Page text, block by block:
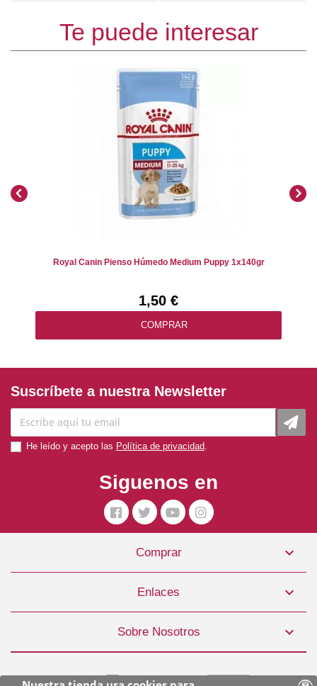
Te puede interesar
Royal Canin Pienso Húmedo Medium Puppy 1x140gr
1,50 €
COMPRAR
Royal Canin Pienso Perro Satiety Support 1,5kg
15,99 €
COMPRAR
Suscríbete a nuestra Newsletter
He leído y acepto las Política de privacidad
Siguenos en
Comprar 
Enlaces 
Sobre Nosotros 